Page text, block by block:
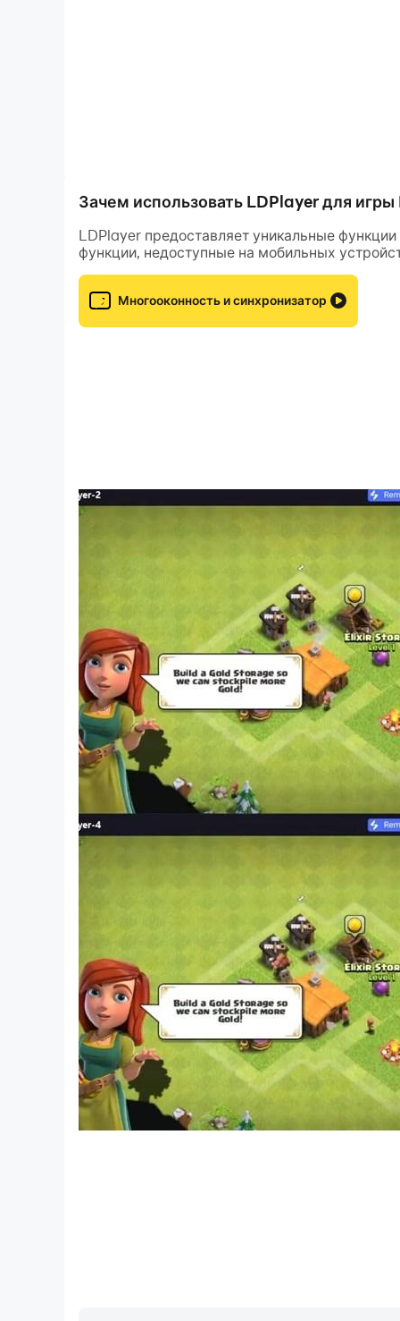
Зачем использовать LDPlayer для
LDPlayer предоставляет уникальные
функции, недоступные на мобильных
Многооконность и синхронизатор